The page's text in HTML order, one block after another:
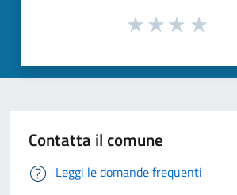
Contatta il comune
Leggi le domande frequenti